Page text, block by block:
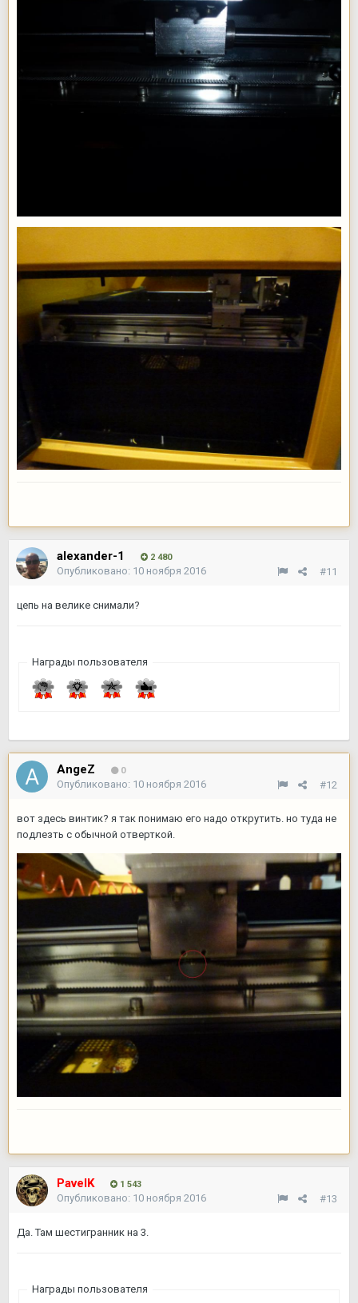
alexander-1 2 480
#11
Опубликовано: 10 ноября 2016
цепь на велике снимали?
Награды пользователя
AngeZ 0
#12
Опубликовано: 10 ноября 2016
вот здесь винтик? я так понимаю его надо открутить. но туда не
подлезть с обычной отверткой.
PavelK 1 543
#13
Опубликовано: 10 ноября 2016
Да. Там шестигранник на 3.
Награды пользователя